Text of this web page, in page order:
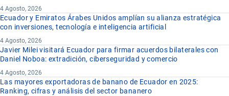
4 Agosto, 2026
Ecuador y Emiratos Árabes Unidos amplían su alianza estratégica
con inversiones, tecnología e inteligencia artificial
4 Agosto, 2026
Javier Milei visitará Ecuador para firmar acuerdos bilaterales con
Daniel Noboa: extradición, ciberseguridad y comercio
4 Agosto, 2026
Las mayores exportadoras de banano de Ecuador en 2025:
Ranking, cifras y análisis del sector bananero